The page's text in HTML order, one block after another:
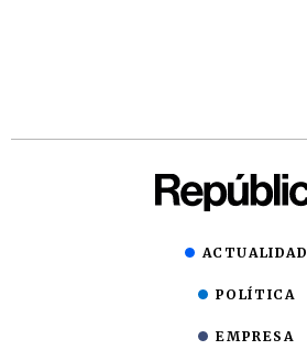
ACTUALIDAD
POLÍTICA
EMPRESA